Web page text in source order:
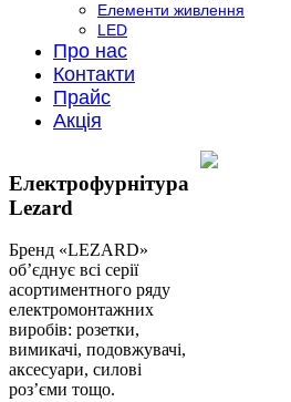
Елементи живлення
LED
Про нас
Контакти
Прайс
Акція
Електрофурнітура
Lezard
Бренд «LEZARD»
об’єднує всі серії
асортиментного ряду
електромонтажних
виробів: розетки,
вимикачі, подовжувачі,
аксесуари, силові
роз’єми тощо.